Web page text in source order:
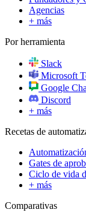
Agencias
+ más
Por herramienta
Slack
Microsoft
Google
Discord
+ más
Recetas de
Gates de
Ciclo de vida
+ más
Comparativas